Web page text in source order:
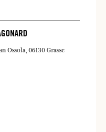
Ossola 06130 Grasse